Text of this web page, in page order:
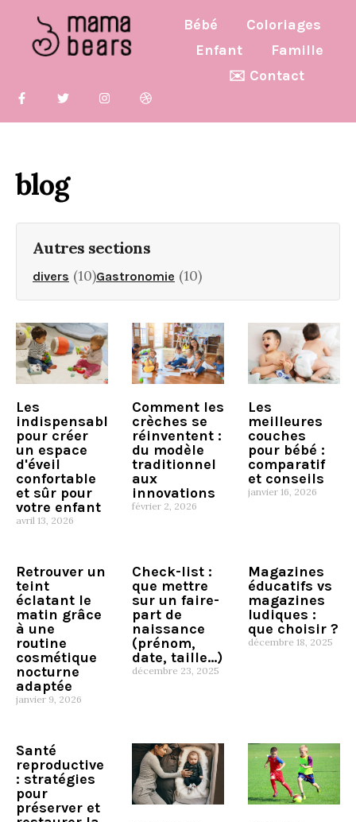
Bébé
Coloriages
Enfant
Famille
✉️ Contact
blog
Autres sections
divers (10)Gastronomie (10)
Les
indispensables
pour créer
un espace
d'éveil
confortable
et sûr pour
votre enfant
avril 13, 2026
Comment les
crèches se
réinventent :
du modèle
traditionnel
aux
innovations
février 2, 2026
Les
meilleures
couches
pour bébé :
comparatif
et conseils
janvier 16, 2026
Retrouver un
teint
éclatant le
matin grâce
à une
routine
cosmétique
nocturne
adaptée
janvier 9, 2026
Check-list :
que mettre
sur un faire-
part de
naissance
(prénom,
date, taille…)
décembre 23, 2025
Magazines
éducatifs vs
magazines
ludiques :
que choisir ?
décembre 18, 2025
Santé
reproductive
: stratégies
pour
préserver et